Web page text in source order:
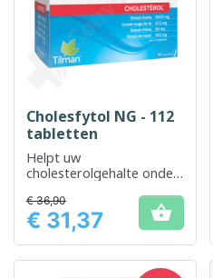
Cholesfytol NG - 112
tabletten
Helpt uw ​​
cholesterolgehalte onder
zonder bijwerkingen
Prijs
€ 36,90
€ 31,37 